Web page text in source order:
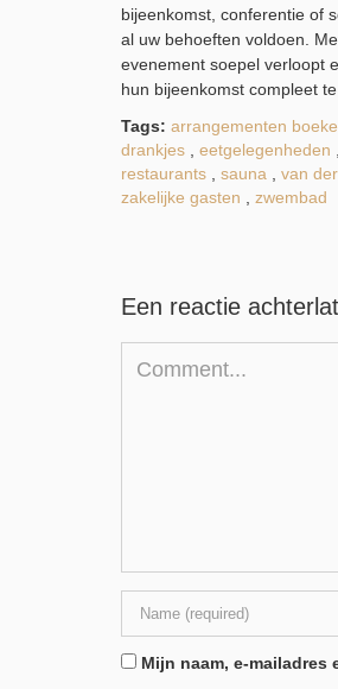
bijeenkomst, conferentie of
al uw behoeften voldoen.
evenement soepel verloopt
hun bijeenkomst compleet
Tags: arrangementen
drankjes
eetgelegenheden
restaurants
sauna van
zakelijke gasten
zwembad
Een reactie
Mijn naam, e-mailadres